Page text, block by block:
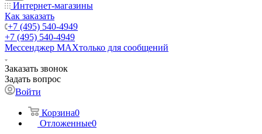
Интернет-магазины
Как заказать
+7 (495) 540-4949
+7 (495) 540-4949
Мессенджер МАХтолько для сообщений
Заказать звонок
Задать вопрос
Войти
Корзина0
Отложенные0